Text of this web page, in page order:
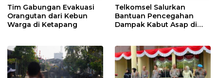
Tim Gabungan Evakuasi
Orangutan dari Kebun
Warga di Ketapang
Telkomsel Salurkan
Bantuan Pencegahan
Dampak Kabut Asap di